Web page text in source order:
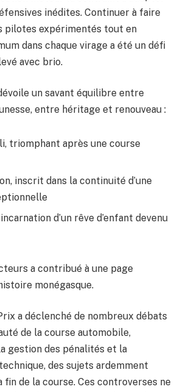
inédites. Continuer à faire
pilotes expérimentés tout en
dans chaque virage a été un défi
avec brio.
un savant équilibre entre
entre héritage et renouveau :
triomphant après une course
inscrit dans la continuité d’une
d’un rêve d’enfant devenu
a contribué à une page
monégasque.
a déclenché de nombreux débats
de la course automobile,
gestion des pénalités et la
des sujets ardemment
fin de la course. Ces controverses ne